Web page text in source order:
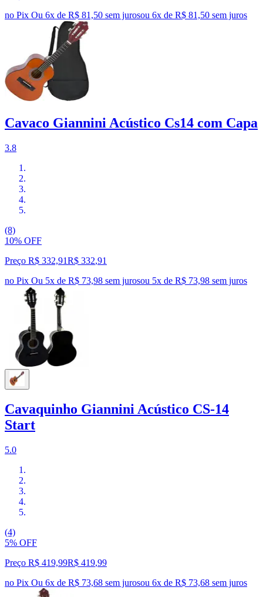
no Pix Ou 6x de R$ 81,50 sem jurosou 6x de R$ 81,50 sem juros
Cavaco Giannini Acústico Cs14 com Capa
3.8
(8)
10% OFF
Preço R$ 332,91R$ 332,91
no Pix Ou 5x de R$ 73,98 sem jurosou 5x de R$ 73,98 sem juros
Cavaquinho Giannini Acústico CS-14
Start
5.0
(4)
5% OFF
Preço R$ 419,99R$ 419,99
no Pix Ou 6x de R$ 73,68 sem jurosou 6x de R$ 73,68 sem juros